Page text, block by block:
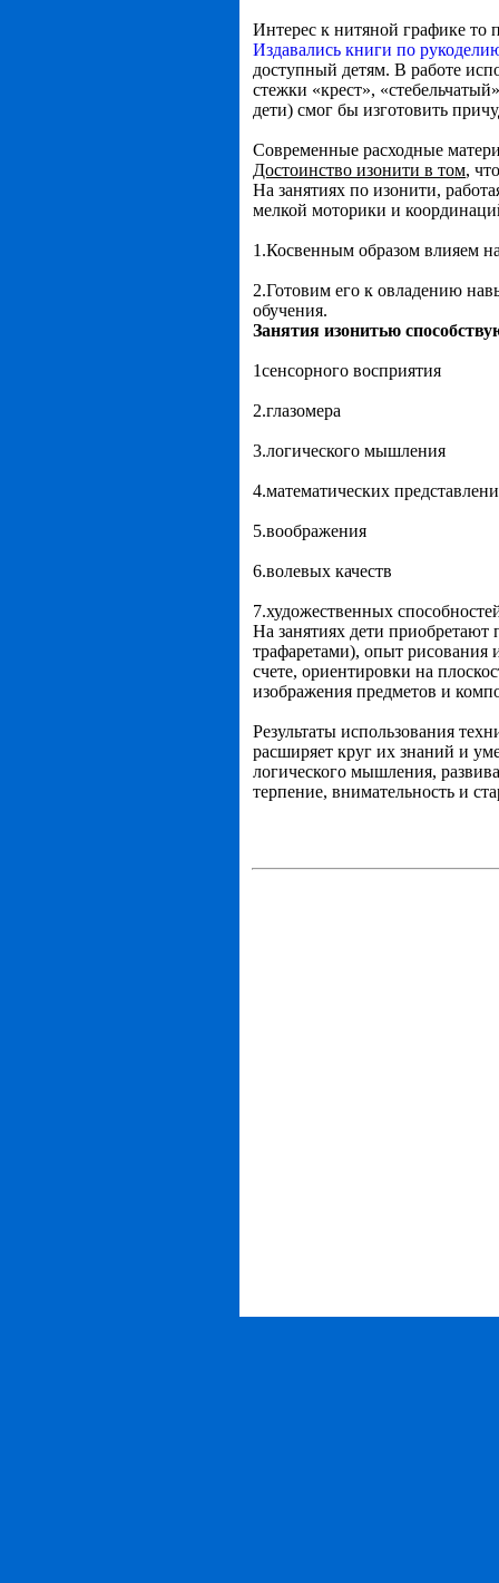
Интерес к нитяной графике то
Издавались книги по
доступный детям. В работе
стежки «крест»,
дети) смог бы изготовить
Современные расходные
Достоинство изонити в том,
На занятиях по изонити,
мелкой моторики и
1.Косвенным образом влияем
2.Готовим его к овладению
обучения.
Занятия изонитью
1сенсорного восприятия
2.глазомера
3.логического мышления
4.математических
5.воображения
6.волевых качеств
7.художественных
На занятиях дети
трафаретами), опыт рисования
счете, ориентировки на
изображения предметов и
Результаты использования
расширяет круг их знаний и
логического мышления,
терпение, внимательность и